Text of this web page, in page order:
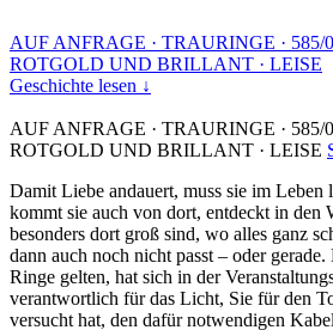
AUF ANFRAGE · TRAURINGE · 585/
ROTGOLD UND BRILLANT · LEISE
Geschichte lesen ↓
AUF ANFRAGE · TRAURINGE · 585/
ROTGOLD UND BRILLANT · LEISE
Damit Liebe andauert, muss sie im Leben
kommt sie auch von dort, entdeckt in den
besonders dort groß sind, wo alles ganz
dann auch noch nicht passt – oder gerade.
Ringe gelten, hat sich in der
verantwortlich für das Licht, Sie für den
versucht hat, den dafür notwendigen